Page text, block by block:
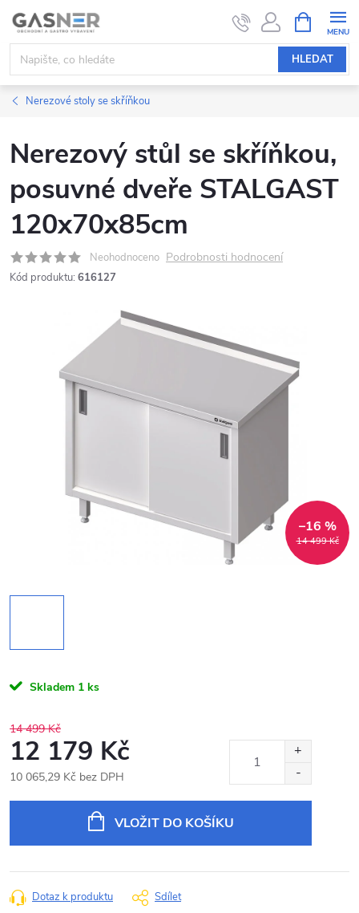
Přejít
obsah
HLEDAT
NÁKUPNÍ
KOŠÍK
Nerezové stoly se skříňkou
Nerezový stůl se skříňkou,
posuvné dveře STALGAST
120x70x85cm
Neohodnoceno Podrobnosti hodnocení
Kód produktu: 616127
14 499 Kč
–16 %
Skladem 1 ks
14 499 Kč
12 179 Kč
10 065,29 Kč bez DPH
VLOŽIT DO KOŠÍKU
Dotaz k produktu Sdílet